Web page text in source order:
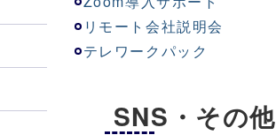
リモート会社説明会
テレワークパック
SNS・その他